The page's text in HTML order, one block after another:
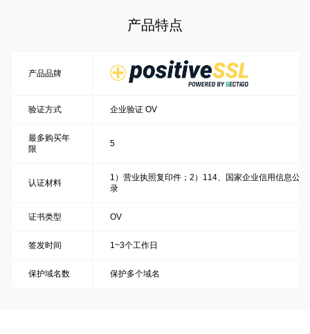
产品特点
产品品牌
验证方式 企业验证 OV
最多购买年
限
5
认证材料
1）营业执照复印件；2）114、国家企业信用信息公
录
证书类型 OV
签发时间 1~3个工作日
保护域名数 保护多个域名